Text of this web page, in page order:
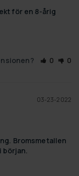
för en 8-årig
0 0
03-23-2022
Bromsmetallen